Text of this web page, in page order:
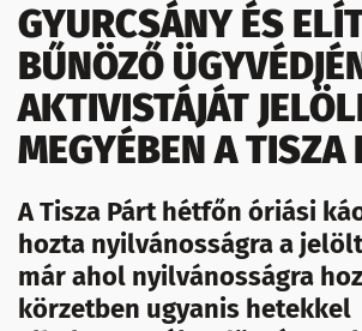
GYURCSÁNY ÉS
BŰNÖZŐ
AKTIVISTÁJÁT
MEGYÉBEN A TISZA
A Tisza Párt hétfőn óriási
hozta nyilvánosságra a
már ahol nyilvánosságra
körzetben ugyanis hetekkel